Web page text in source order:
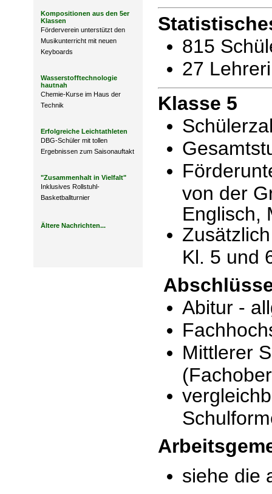
Kompositionen aus den 5er
Klassen
Förderverein unterstützt den
Musikunterricht mit neuen
Keyboards
Wasserstofftechnologie
hautnah
Chemie-Kurse im Haus der
Technik
Erfolgreiche Leichtathleten
DBG-Schüler mit tollen
Ergebnissen zum Saisonauftakt
"Zusammenhalt in Vielfalt"
Inklusives Rollstuhl-
Basketballturnier
Ältere Nachrichten...
815
27
Klasse 5
von der
Englisch,
Kl. 5 und
Abitur -
Mittlerer
siehe die